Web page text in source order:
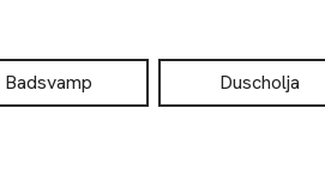
Badsvamp Duscholja